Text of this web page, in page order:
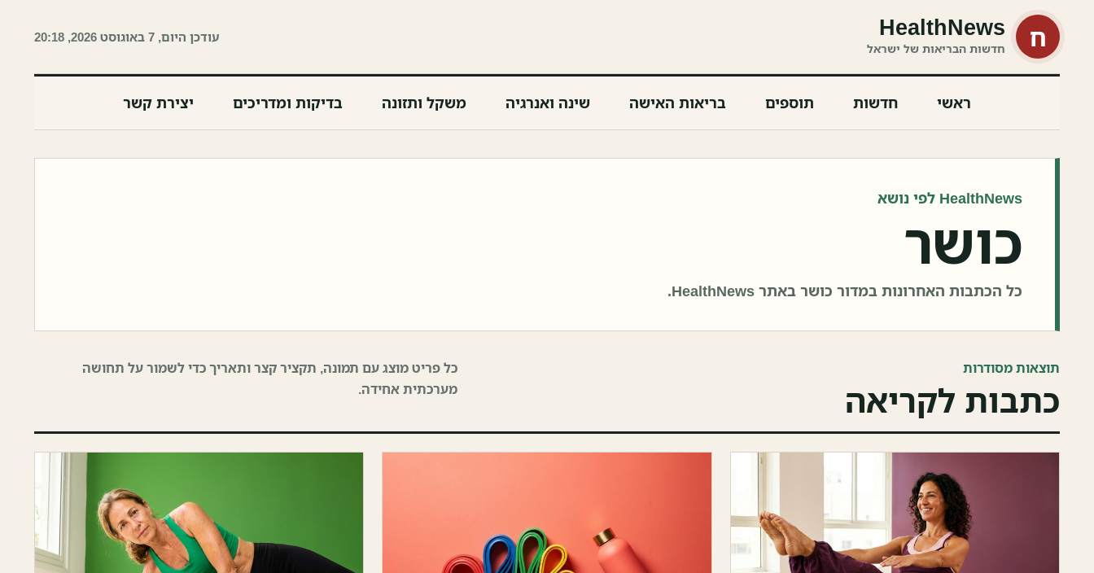
ח HealthNews
חדשות הבריאות של ישראל
עודכן היום, 7 באוגוסט 2026, 20:18
ראשי חדשות תוספים בריאות האישה שינה ואנרגיה משקל ותזונה בדיקות ומדריכים יצירת קשר
HealthNews לפי נושא
כושר
כל הכתבות האחרונות במדור כושר באתר HealthNews.
תוצאות מסודרות
כתבות לקריאה
כל פריט מוצג עם תמונה, תקציר קצר ותאריך כדי לשמור על תחושה
מערכתית אחידה.